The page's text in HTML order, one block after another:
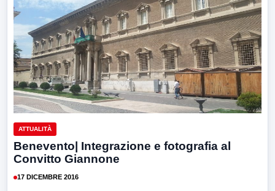
ATTUALITÀ
Benevento| Integrazione e fotografia al
Convitto Giannone
17 DICEMBRE 2016